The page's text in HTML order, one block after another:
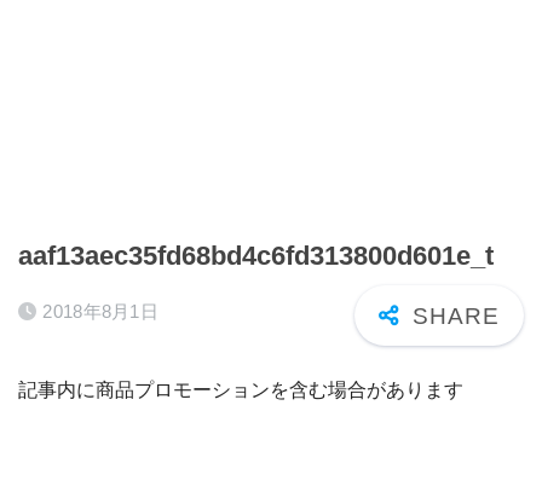
aaf13aec35fd68bd4c6fd313800d601e_t
2018年8月1日
記事内に商品プロモーションを含む場合があります